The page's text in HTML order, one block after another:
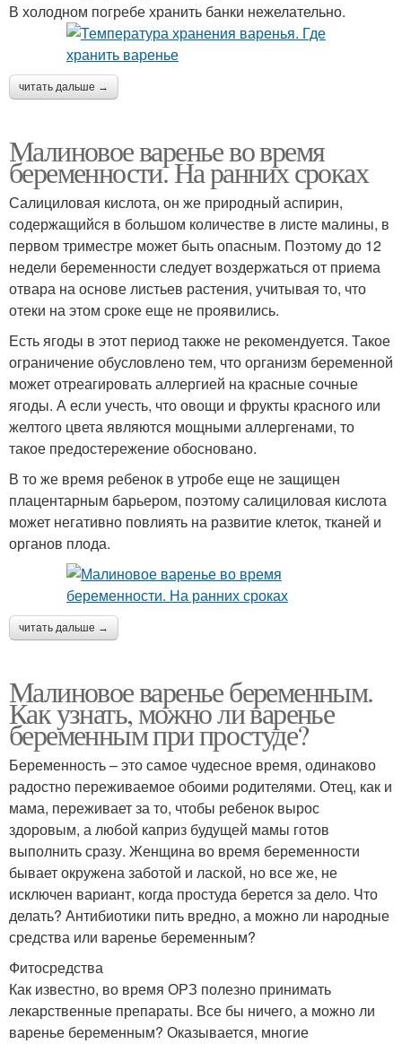
В холодном погребе хранить банки нежелательно.
читать дальше →
Малиновое варенье во время
беременности. На ранних сроках
Салициловая кислота, он же природный аспирин,
содержащийся в большом количестве в листе малины, в
первом триместре может быть опасным. Поэтому до 12
недели беременности следует воздержаться от приема
отвара на основе листьев растения, учитывая то, что
отеки на этом сроке еще не проявились.
Есть ягоды в этот период также не рекомендуется. Такое
ограничение обусловлено тем, что организм беременной
может отреагировать аллергией на красные сочные
ягоды. А если учесть, что овощи и фрукты красного или
желтого цвета являются мощными аллергенами, то
такое предостережение обосновано.
В то же время ребенок в утробе еще не защищен
плацентарным барьером, поэтому салициловая кислота
может негативно повлиять на развитие клеток, тканей и
органов плода.
читать дальше →
Малиновое варенье беременным.
Как узнать, можно ли варенье
беременным при простуде?
Беременность – это самое чудесное время, одинаково
радостно переживаемое обоими родителями. Отец, как и
мама, переживает за то, чтобы ребенок вырос
здоровым, а любой каприз будущей мамы готов
выполнить сразу. Женщина во время беременности
бывает окружена заботой и лаской, но все же, не
исключен вариант, когда простуда берется за дело. Что
делать? Антибиотики пить вредно, а можно ли народные
средства или варенье беременным?
Фитосредства
Как известно, во время ОРЗ полезно принимать
лекарственные препараты. Все бы ничего, а можно ли
варенье беременным? Оказывается, многие